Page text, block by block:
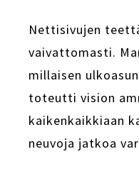
Nettisivujen
vaivattomasti.
millaisen
toteutti vision
kaikenkaikkiaan
neuvoja jatkoa